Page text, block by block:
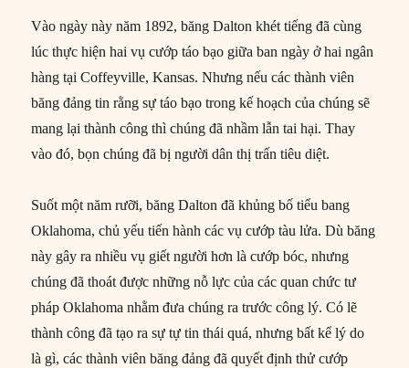
Vào ngày này năm 1892, băng Dalton khét tiếng đã cùng
lúc thực hiện hai vụ cướp táo bạo giữa ban ngày ở hai ngân
hàng tại Coffeyville, Kansas. Nhưng nếu các thành viên
băng đảng tin rằng sự táo bạo trong kế hoạch của chúng sẽ
mang lại thành công thì chúng đã nhầm lẫn tai hại. Thay
vào đó, bọn chúng đã bị người dân thị trấn tiêu diệt.
Suốt một năm rưỡi, băng Dalton đã khủng bố tiểu bang
Oklahoma, chủ yếu tiến hành các vụ cướp tàu lửa. Dù băng
này gây ra nhiều vụ giết người hơn là cướp bóc, nhưng
chúng đã thoát được những nỗ lực của các quan chức tư
pháp Oklahoma nhằm đưa chúng ra trước công lý. Có lẽ
thành công đã tạo ra sự tự tin thái quá, nhưng bất kể lý do
là gì, các thành viên băng đảng đã quyết định thử cướp